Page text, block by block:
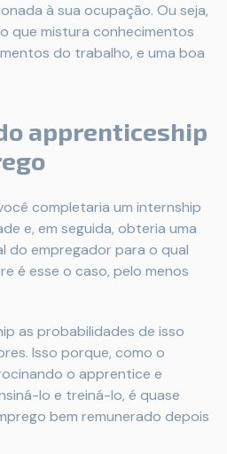
à sua ocupação. Ou seja,
que mistura conhecimentos
do trabalho, e uma boa
apprenticeship
completaria um internship
e, em seguida, obteria uma
do empregador para o qual
é esse o caso, pelo menos
as probabilidades de isso
Isso porque, como o
o apprentice e
lo e treiná-lo, é quase
bem remunerado depois